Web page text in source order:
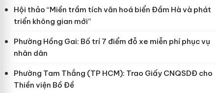
Hội thảo “Miền trầm tích văn hoá biển Đầm Hà và phát
triển không gian mới”
Phường Hồng Gai: Bố trí 7 điểm đỗ xe miễn phí phục vụ
nhân dân
Phường Tam Thắng (TP HCM): Trao Giấy CNQSDĐ cho
Thiền viện Bồ Đề